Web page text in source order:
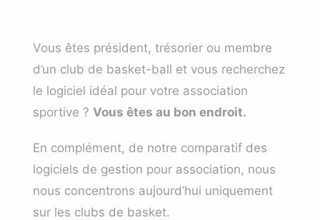
Vous êtes président, trésorier ou membre
d’un club de basket-ball et vous recherchez
le logiciel idéal pour votre association
sportive ? Vous êtes au bon endroit.
En complément, de notre comparatif des
logiciels de gestion pour association, nous
nous concentrons aujourd’hui uniquement
sur les clubs de basket.